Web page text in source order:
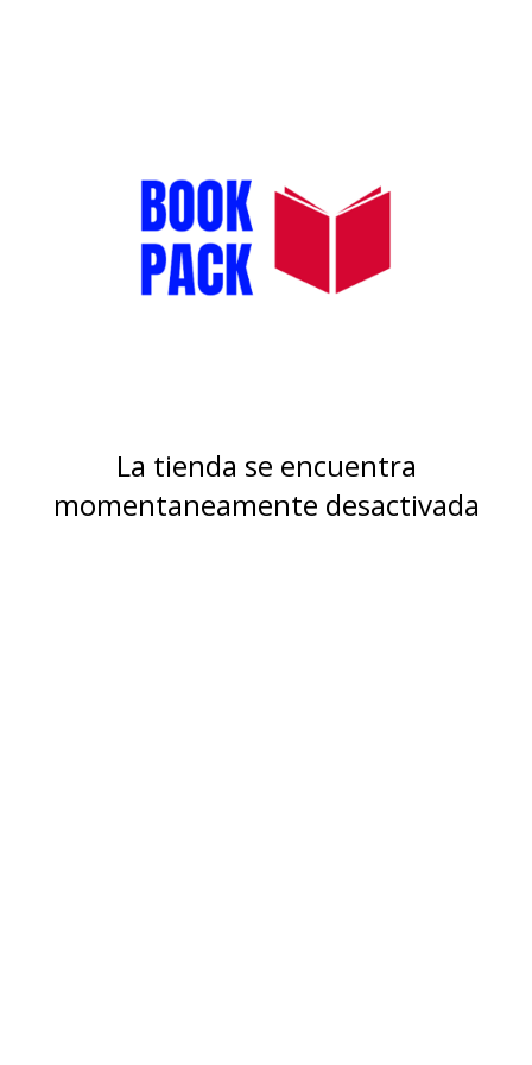
La tienda se encuentra
momentaneamente desactivada